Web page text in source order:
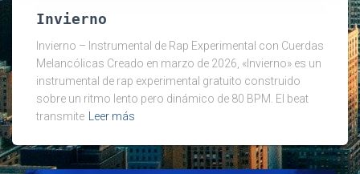
Invierno
Invierno – Instrumental de Rap Experimental con Cuerdas
Melancólicas Creado en marzo de 2026, «Invierno» es un
instrumental de rap experimental gratuito construido
sobre un ritmo lento pero dinámico de 80 BPM. El beat
transmite Leer más